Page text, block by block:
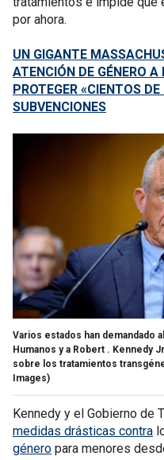
por ahora.
UN GIGANTE
ATENCIÓN DE GÉNERO
PROTEGER «CIENTOS
SUBVENCIONES
Varios estados han demandado
Humanos y a Robert . Kennedy
sobre los tratamientos
Images)
Kennedy y el Gobierno de
medidas drásticas contra
género para menores